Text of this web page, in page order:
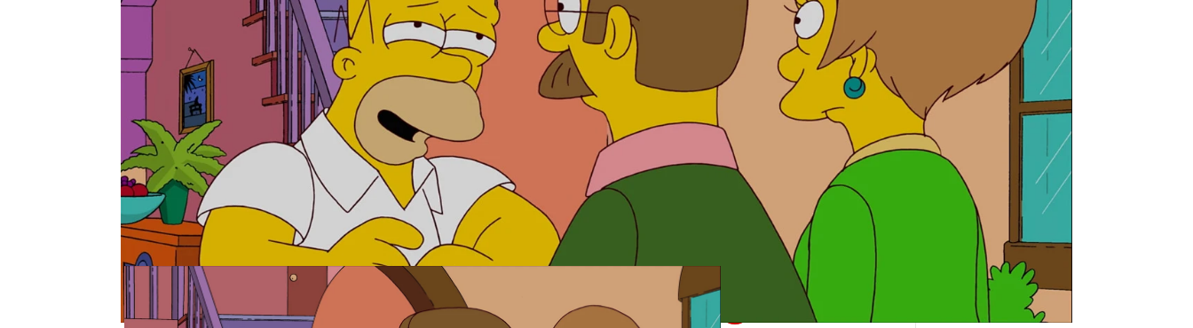
Neox » Series » Los Simpson » Noticias
MOMENTO DESTACADO | 27 DE SEPTIEMBRE
Bart y Homer se alían para romper el noviazgo de Flanders y
Edna Krabappel
Tras una gamberrada de Bart, Edna Krabappel acaba convirtiéndose en novia de Ned
Flanders y eso no es bueno.
neox
Madrid WhatsappFacebook